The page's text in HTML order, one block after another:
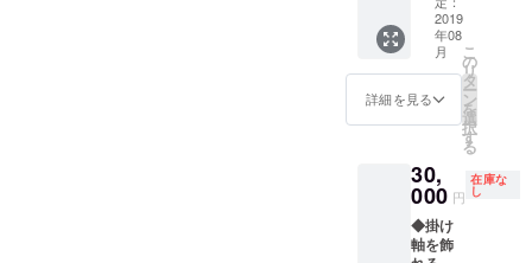
あなた
のサイ
ン入り
の色紙
を飾る
権利を
プニン
グパー
ティー
の参加
券を提
場所は
別途連
絡しま
す。東
京23区
予定日
が変わ
る場合
もある
ので、
シェア
ハウス
のオー
プニン
グパー
ティー
に参加
す。 ・
料理人
に豪華
な料理
を提供
2019
年08
月
詳細を見る
こ
の
リ
タ
ー
ン
を
選
択
す
る
30,
000 円
在庫な
し
◆掛け
軸を飾